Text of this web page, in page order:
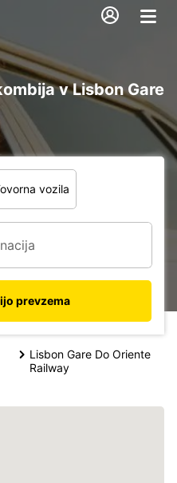
v Lisbon Gare
vozila
prevzema
Lisbon Gare Do Oriente
Railway